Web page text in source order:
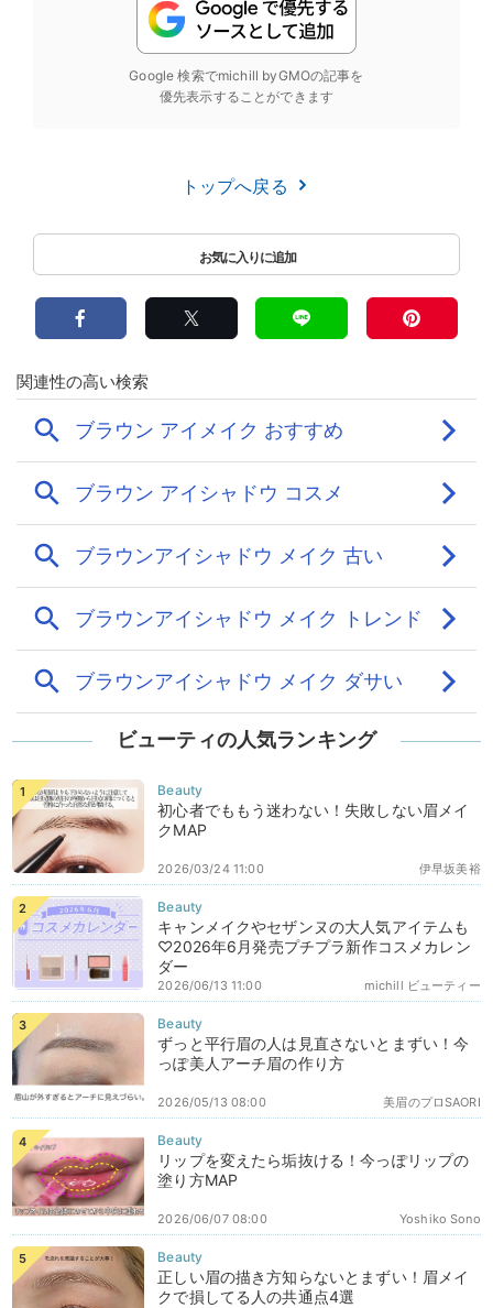
Google 検索でmichill byGMOの記事を
優先表示することができます
トップへ戻る
ビューティの人気ランキング
初心者でももう迷わない！失敗しない眉メイ
クMAP
伊早坂美裕
2026/03/24 11:00
キャンメイクやセザンヌの大人気アイテムも
♡2026年6月発売プチプラ新作コスメカレン
ダー
michill ビューティー
2026/06/13 11:00
ずっと平行眉の人は見直さないとまずい！今
っぽ美人アーチ眉の作り方
美眉のプロSAORI
2026/05/13 08:00
リップを変えたら垢抜ける！今っぽリップの
塗り方MAP
Yoshiko Sono
2026/06/07 08:00
正しい眉の描き方知らないとまずい！眉メイ
クで損してる人の共通点4選